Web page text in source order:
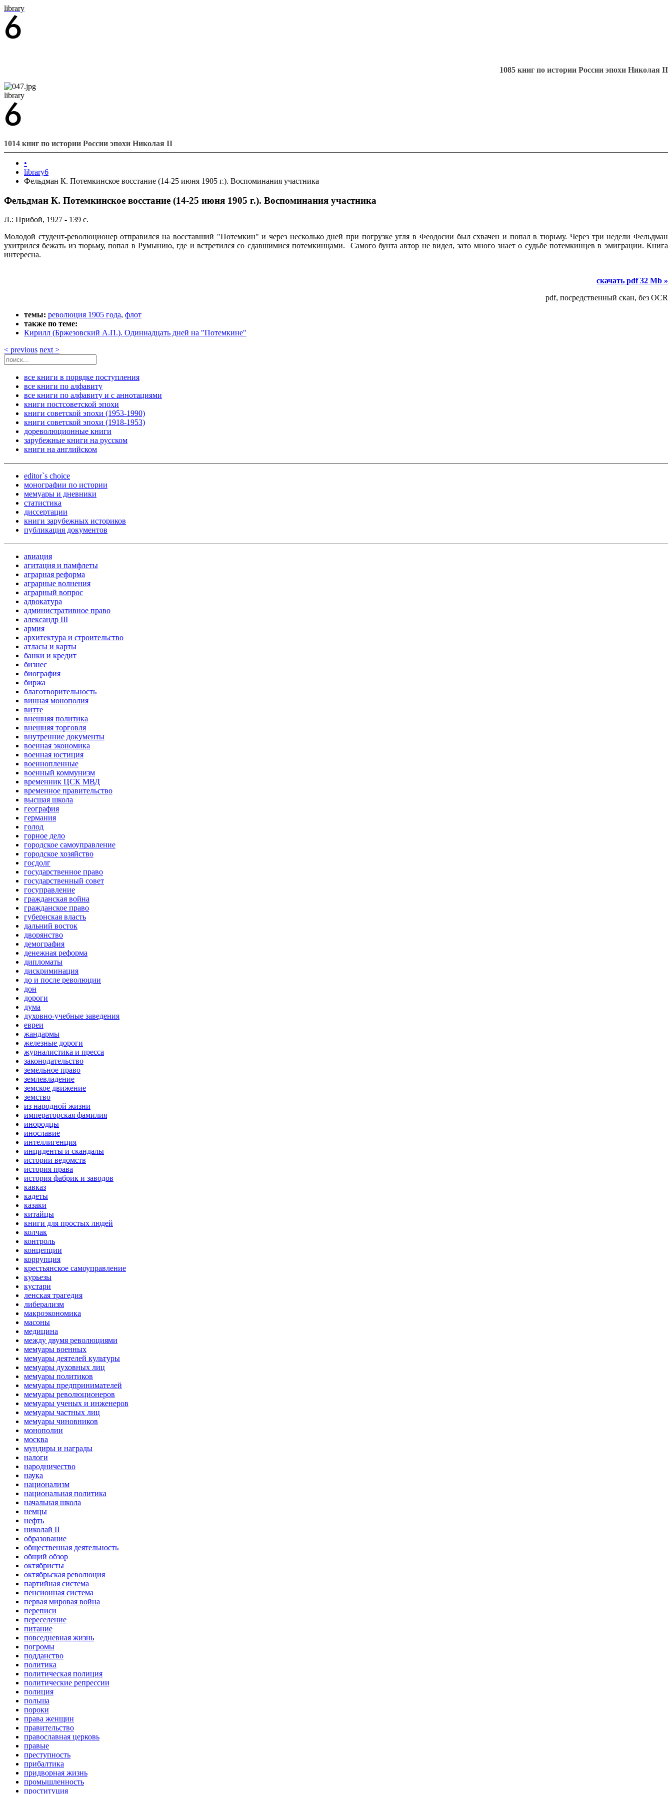
library
1085 книг по истории России эпохи Николая II
library
1014 книг по истории России эпохи Николая II
•
library6
Фельдман К. Потемкинское восстание (14-25 июня 1905 г.). Воспоминания участника
Фельдман К. Потемкинское восстание (14-25 июня 1905 г.). Воспоминания участника
Л.: Прибой, 1927 - 139 с.
Молодой студент-революционер отправился на восставший "Потемкин" и через несколько дней при погрузке угля в Феодосии был схвачен и попал в тюрьму. Через три недели Фельдман
ухитрился бежать из тюрьму, попал в Румынию, где и встретился со сдавшимися потемкинцами. Самого бунта автор не видел, зато много знает о судьбе потемкинцев в эмиграции. Книга
интересна.
скачать pdf 32 Mb »
pdf, посредственный скан, без OCR
темы: революция 1905 года, флот
также по теме:
Кирилл (Бржезовский А.П.). Одиннадцать дней на "Потемкине"
< previous next >
все книги в порядке поступления
все книги по алфавиту
все книги по алфавиту и с аннотациями
книги постсоветской эпохи
книги советской эпохи (1953-1990)
книги советской эпохи (1918-1953)
дореволюционные книги
зарубежные книги на русском
книги на английском
editor`s choice
монографии по истории
мемуары и дневники
статистика
диссертации
книги зарубежных историков
публикация документов
авиация
агитация и памфлеты
аграрная реформа
аграрные волнения
аграрный вопрос
адвокатура
административное право
александр III
армия
архитектура и строительство
атласы и карты
банки и кредит
бизнес
биография
биржа
благотворительность
винная монополия
витте
внешняя политика
внешняя торговля
внутренние документы
военная экономика
военная юстиция
военнопленные
военный коммунизм
временник ЦСК МВД
временное правительство
высшая школа
география
германия
голод
горное дело
городское самоуправление
городское хозяйство
госдолг
государственное право
государственный совет
госуправление
гражданская война
гражданское право
губернская власть
дальний восток
дворянство
демография
денежная реформа
дипломаты
дискриминация
до и после революции
дон
дороги
дума
духовно-учебные заведения
евреи
жандармы
железные дороги
журналистика и пресса
законодательство
земельное право
землевладение
земское движение
земство
из народной жизни
императорская фамилия
инородцы
инославие
интеллигенция
инциденты и скандалы
истории ведомств
история права
история фабрик и заводов
кавказ
кадеты
казаки
китайцы
книги для простых людей
колчак
контроль
концепции
коррупция
крестьянское самоуправление
курьезы
кустари
ленская трагедия
либерализм
макроэкономика
масоны
медицина
между двумя революциями
мемуары военных
мемуары деятелей культуры
мемуары духовных лиц
мемуары политиков
мемуары предпринимателей
мемуары революционеров
мемуары ученых и инженеров
мемуары частных лиц
мемуары чиновников
монополии
москва
мундиры и награды
налоги
народничество
наука
национализм
национальная политика
начальная школа
немцы
нефть
николай II
образование
общественная деятельность
общий обзор
октябристы
октябрьская революция
партийная система
пенсионная система
первая мировая война
переписи
переселение
питание
повседневная жизнь
погромы
подданство
политика
политическая полиция
политические репрессии
полиция
польша
пороки
права женщин
правительство
православная церковь
правые
преступность
прибалтика
придворная жизнь
промышленность
проституция